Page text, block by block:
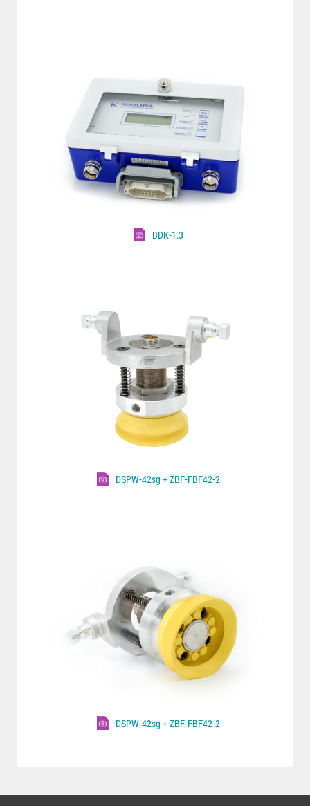
BDK-1.3
DSPW-42sg + ZBF-FBF42-2
DSPW-42sg + ZBF-FBF42-2